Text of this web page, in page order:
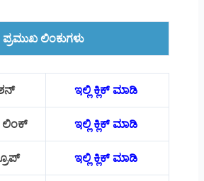
ಪ್ರಮುಖ ಲಿಂಕುಗಳು
ಇಲ್ಲಿ ಕ್ಲಿಕ್ ಮಾಡಿ
ಲಿಂಕ್ ಇಲ್ಲಿ ಕ್ಲಿಕ್ ಮಾಡಿ
ಇಲ್ಲಿ ಕ್ಲಿಕ್ ಮಾಡಿ